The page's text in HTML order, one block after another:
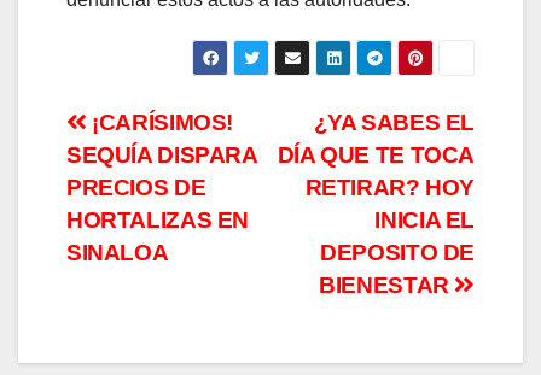
Navegación
de
entradas
¿YA SABES EL
DÍA QUE TE TOCA
RETIRAR? HOY
INICIA EL
DEPOSITO DE
BIENESTAR
¡CARÍSIMOS!
SEQUÍA DISPARA
PRECIOS DE
HORTALIZAS EN
SINALOA